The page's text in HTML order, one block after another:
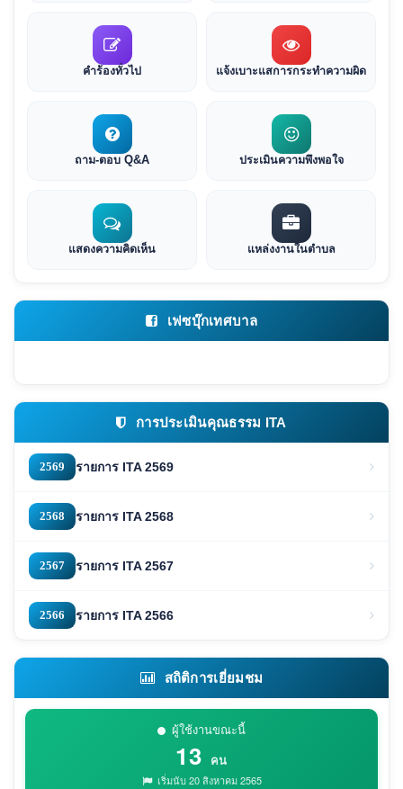
คำร้องทั่วไป แจ้งเบาะแสการกระทำความผิด
ถาม-ตอบ Q&A ประเมินความพึงพอใจ
แสดงความคิดเห็น แหล่งงานในตำบล
เฟซบุ๊กเทศบาล
การประเมินคุณธรรม ITA
2569 รายการ ITA 2569
2568 รายการ ITA 2568
2567 รายการ ITA 2567
2566 รายการ ITA 2566
สถิติการเยี่ยมชม
ผู้ใช้งานขณะนี้
13 คน
เริ่มนับ 20 สิงหาคม 2565